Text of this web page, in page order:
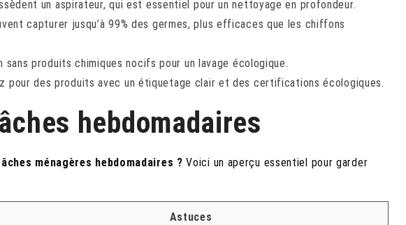
un aspirateur, qui est essentiel pour un nettoyage en profondeur.
capturer jusqu’à 99% des germes, plus efficaces que les chiffons
sans produits chimiques nocifs pour un lavage écologique.
pour des produits avec un étiquetage clair et des certifications écologiques.
hebdomadaires
ménagères hebdomadaires ? Voici un aperçu essentiel pour garder
Astuces